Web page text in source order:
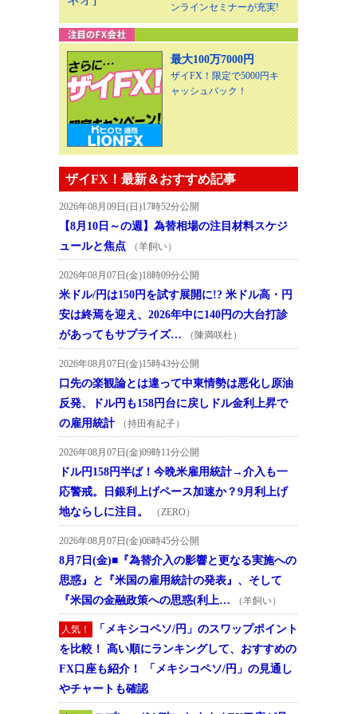
ンラインセミナーが充実!
最大100万7000円
ザイFX！限定で5000円キ
ャッシュバック！
ザイFX！最新＆おすすめ記事
2026年08月09日(日)17時52分公開
【8月10日～の週】為替相場の注目材料スケジ
ュールと焦点
（羊飼い）
2026年08月07日(金)18時09分公開
米ドル/円は150円を試す展開に!? 米ドル高・円
安は終焉を迎え、2026年中に140円の大台打診
があってもサプライズ…
（陳満咲杜）
2026年08月07日(金)15時43分公開
口先の楽観論とは違って中東情勢は悪化し原油
反発、ドル円も158円台に戻しドル金利上昇で
の雇用統計
（持田有紀子）
2026年08月07日(金)09時11分公開
ドル円158円半ば！今晩米雇用統計→介入も一
応警戒。日銀利上げペース加速か？9月利上げ
地ならしに注目。
（ZERO）
2026年08月07日(金)06時45分公開
8月7日(金)■『為替介入の影響と更なる実施への
思惑』と『米国の雇用統計の発表』、そして
『米国の金融政策への思惑(利上…
（羊飼い）
人気！
「メキシコペソ/円」のスワップポイント
を比較！ 高い順にランキングして、おすすめの
FX口座も紹介！ 「メキシコペソ/円」の見通し
やチャートも確認